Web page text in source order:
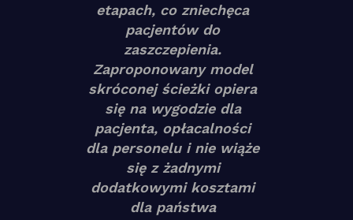
etapach, co zniechęca
pacjentów do
zaszczepienia.
Zaproponowany model
skróconej ścieżki opiera
się na wygodzie dla
pacjenta, opłacalności
dla personelu i nie wiąże
się z żadnymi
dodatkowymi kosztami
dla państwa